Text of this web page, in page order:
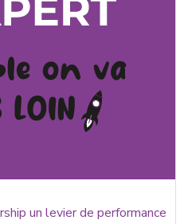
un levier de performance